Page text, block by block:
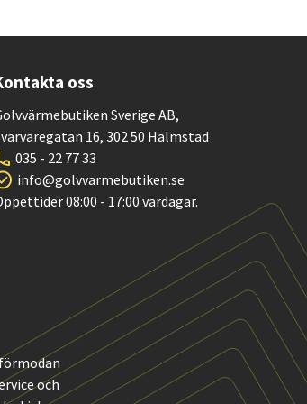
oss
Sverige AB,
16, 302 50 Halmstad
035 - 22 77 33
info@golvvarmebutiken.se
08:00 - 17:00 vardagar.
och